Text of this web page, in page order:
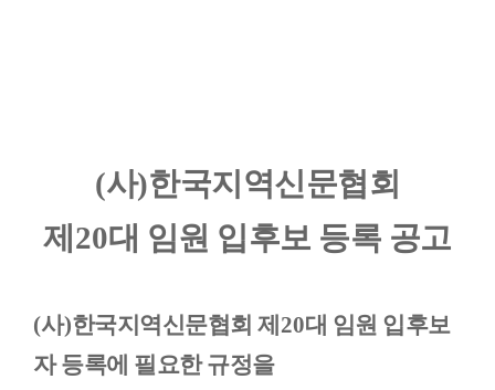
(사)한국지역신문협회
제 20대 임원 입후보 등록 공고
(사)한국지역신문협회 제 20대 임원 입후보
자 등록에 필요한 규정을